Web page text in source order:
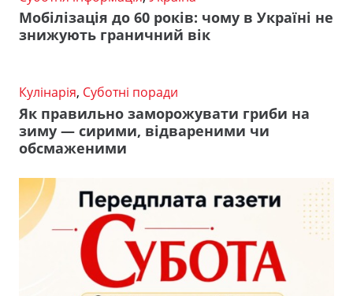
Мобілізація до 60 років: чому в Україні не
знижують граничний вік
Кулінарія, Суботні поради
Як правильно заморожувати гриби на
зиму — сирими, відвареними чи
обсмаженими